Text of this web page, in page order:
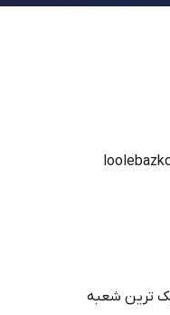
ترین شعبه